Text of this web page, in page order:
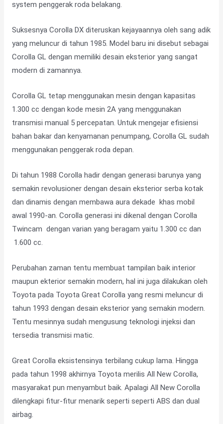
system penggerak roda belakang.
Suksesnya Corolla DX diteruskan kejayaannya oleh sang adik
yang meluncur di tahun 1985. Model baru ini disebut sebagai
Corolla GL dengan memiliki desain eksterior yang sangat
modern di zamannya.
Corolla GL tetap menggunakan mesin dengan kapasitas
1.300 cc dengan kode mesin 2A yang menggunakan
transmisi manual 5 percepatan. Untuk mengejar efisiensi
bahan bakar dan kenyamanan penumpang, Corolla GL sudah
menggunakan penggerak roda depan.
Di tahun 1988 Corolla hadir dengan generasi barunya yang
semakin revolusioner dengan desain eksterior serba kotak
dan dinamis dengan membawa aura dekade khas mobil
awal 1990-an. Corolla generasi ini dikenal dengan Corolla
Twincam dengan varian yang beragam yaitu 1.300 cc dan
1.600 cc.
Perubahan zaman tentu membuat tampilan baik interior
maupun ekterior semakin modern, hal ini juga dilakukan oleh
Toyota pada Toyota Great Corolla yang resmi meluncur di
tahun 1993 dengan desain eksterior yang semakin modern.
Tentu mesinnya sudah mengusung teknologi injeksi dan
tersedia transmisi matic.
Great Corolla eksistensinya terbilang cukup lama. Hingga
pada tahun 1998 akhirnya Toyota merilis All New Corolla,
masyarakat pun menyambut baik. Apalagi All New Corolla
dilengkapi fitur-fitur menarik seperti seperti ABS dan dual
airbag.